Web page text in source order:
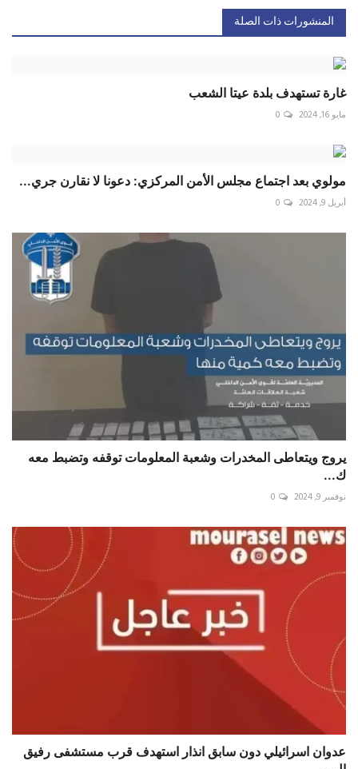
المنشورات ذات الصلة
غارة تستهدف بلدة عيتا الشعب
مايو 16, 2024 0
مولوي بعد اجتماع مجلس الأمن المركزي: دعونا لا نقارن جري...
أبريل 9, 2024 0
يروج ويتعاطى المخدرات وشعبة المعلومات توقفه وتضبط معه
ك...
نوفمبر 9, 2024 0
عدوان اسرائيلي دون سابق انذار استهدف قرب مستشفى رفيق